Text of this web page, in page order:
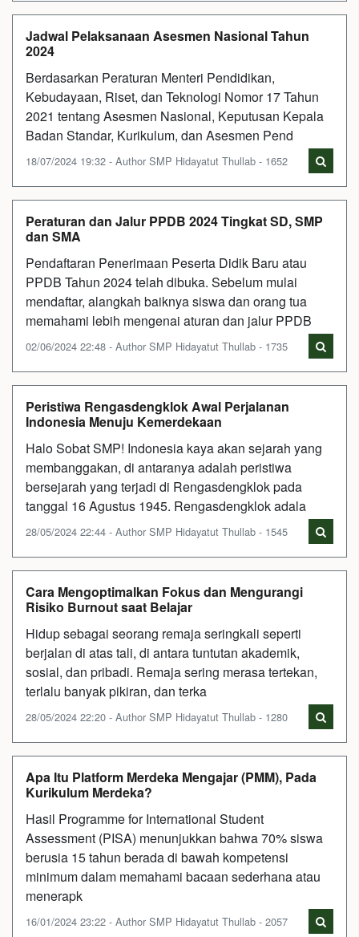
Jadwal Pelaksanaan Asesmen Nasional Tahun
2024
Berdasarkan Peraturan Menteri Pendidikan,
Kebudayaan, Riset, dan Teknologi Nomor 17 Tahun
2021 tentang Asesmen Nasional, Keputusan Kepala
Badan Standar, Kurikulum, dan Asesmen Pend
18/07/2024 19:32 - Author SMP Hidayatut Thullab - 1652
Peraturan dan Jalur PPDB 2024 Tingkat SD, SMP
dan SMA
Pendaftaran Penerimaan Peserta Didik Baru atau
PPDB Tahun 2024 telah dibuka. Sebelum mulai
mendaftar, alangkah baiknya siswa dan orang tua
memahami lebih mengenai aturan dan jalur PPDB
02/06/2024 22:48 - Author SMP Hidayatut Thullab - 1735
Peristiwa Rengasdengklok Awal Perjalanan
Indonesia Menuju Kemerdekaan
Halo Sobat SMP! Indonesia kaya akan sejarah yang
membanggakan, di antaranya adalah peristiwa
bersejarah yang terjadi di Rengasdengklok pada
tanggal 16 Agustus 1945. Rengasdengklok adala
28/05/2024 22:44 - Author SMP Hidayatut Thullab - 1545
Cara Mengoptimalkan Fokus dan Mengurangi
Risiko Burnout saat Belajar
Hidup sebagai seorang remaja seringkali seperti
berjalan di atas tali, di antara tuntutan akademik,
sosial, dan pribadi. Remaja sering merasa tertekan,
terlalu banyak pikiran, dan terka
28/05/2024 22:20 - Author SMP Hidayatut Thullab - 1280
Apa Itu Platform Merdeka Mengajar (PMM), Pada
Kurikulum Merdeka?
Hasil Programme for International Student
Assessment (PISA) menunjukkan bahwa 70% siswa
berusia 15 tahun berada di bawah kompetensi
minimum dalam memahami bacaan sederhana atau
menerapk
16/01/2024 23:22 - Author SMP Hidayatut Thullab - 2057